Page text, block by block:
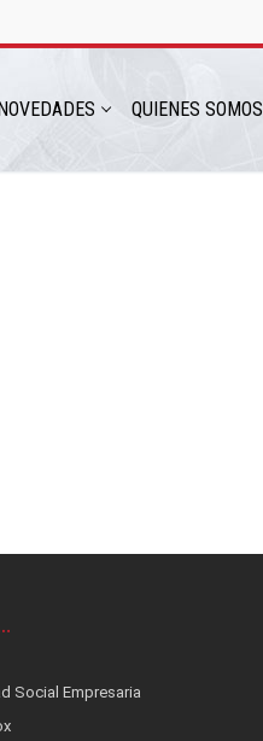
QUIENES SOMOS
Social Empresaria